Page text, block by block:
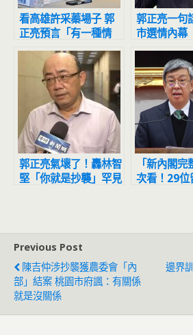
看高雄許采蓁場子 郭
正亮預言「有一種情
況」
郭正亮一句
市選情內幕
師」罕見懇
郭正亮氣壞了！轟林智
堅「你就是抄襲」罕見
「新內閣
次看！29位
Previous Post
陳吉仲涉抄襲獲農委會「內
部」結案 桃園市府諷：有關係
就是沒關係
邊界